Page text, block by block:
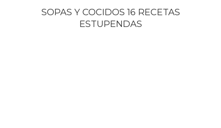
SOPAS Y COCIDOS 16 RECETAS
ESTUPENDAS